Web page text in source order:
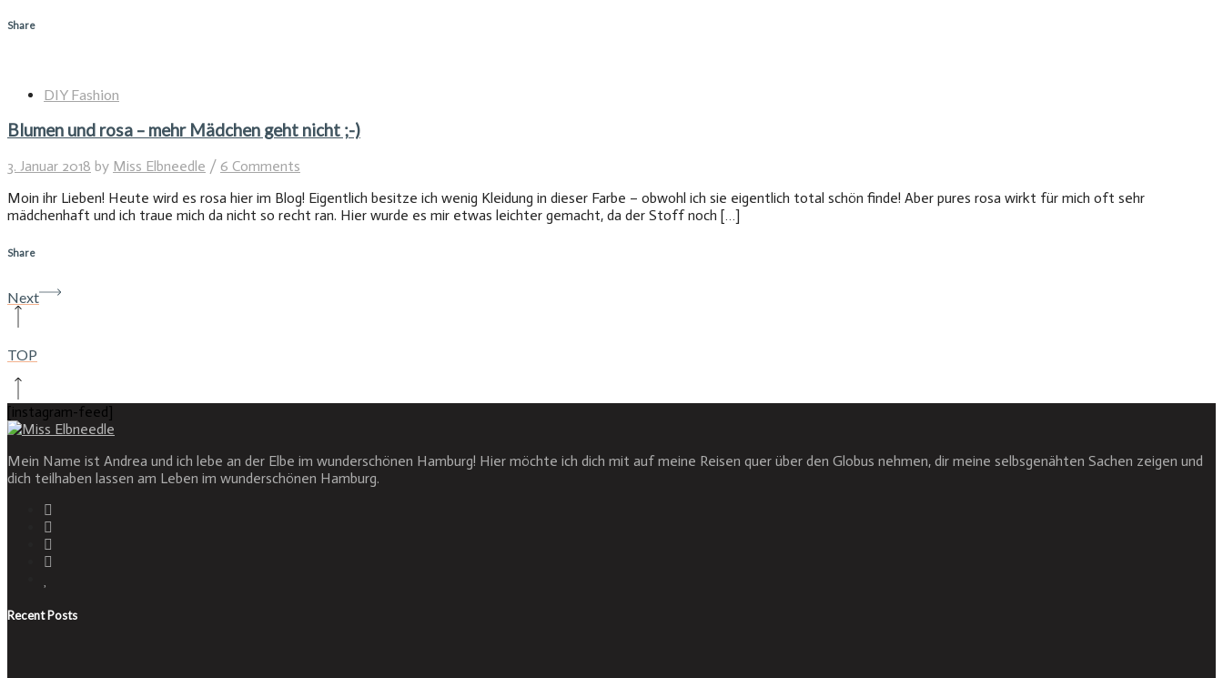
Share
DIY Fashion
Blumen und rosa – mehr Mädchen geht nicht ;-)
3. Januar 2018 by Miss Elbneedle / 6 Comments
Moin ihr Lieben! Heute wird es rosa hier im Blog! Eigentlich besitze ich wenig Kleidung in dieser Farbe – obwohl ich sie eigentlich total schön finde! Aber pures rosa wirkt für mich oft sehr
mädchenhaft und ich traue mich da nicht so recht ran. Hier wurde es mir etwas leichter gemacht, da der Stoff noch […]
Share
Next
TOP
[instagram-feed]
Mein Name ist Andrea und ich lebe an der Elbe im wunderschönen Hamburg! Hier möchte ich dich mit auf meine Reisen quer über den Globus nehmen, dir meine selbsgenähten Sachen zeigen und
dich teilhaben lassen am Leben im wunderschönen Hamburg.
Recent Posts